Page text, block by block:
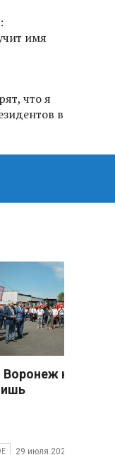
имя
что я
в
не
29 июля 2026